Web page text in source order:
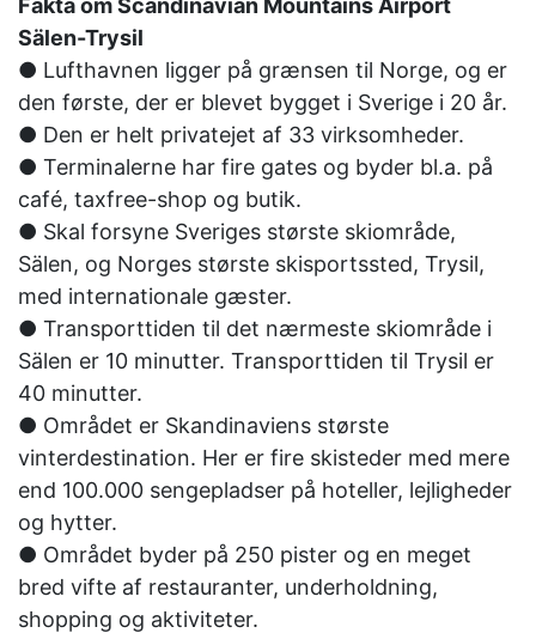
Fakta om Scandinavian Mountains Airport
Sälen-Trysil
● Lufthavnen ligger på grænsen til Norge, og er
den første, der er blevet bygget i Sverige i 20 år.
● Den er helt privatejet af 33 virksomheder.
● Terminalerne har fire gates og byder bl.a. på
café, taxfree-shop og butik.
● Skal forsyne Sveriges største skiområde,
Sälen, og Norges største skisportssted, Trysil,
med internationale gæster.
● Transporttiden til det nærmeste skiområde i
Sälen er 10 minutter. Transporttiden til Trysil er
40 minutter.
● Området er Skandinaviens største
vinterdestination. Her er fire skisteder med mere
end 100.000 sengepladser på hoteller, lejligheder
og hytter.
● Området byder på 250 pister og en meget
bred vifte af restauranter, underholdning,
shopping og aktiviteter.